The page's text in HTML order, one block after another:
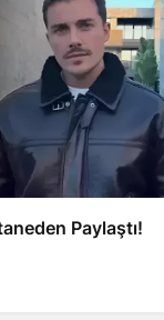
Paylaştı!